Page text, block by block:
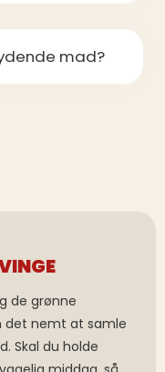
mad?
de grønne
det nemt at samle
Skal du holde